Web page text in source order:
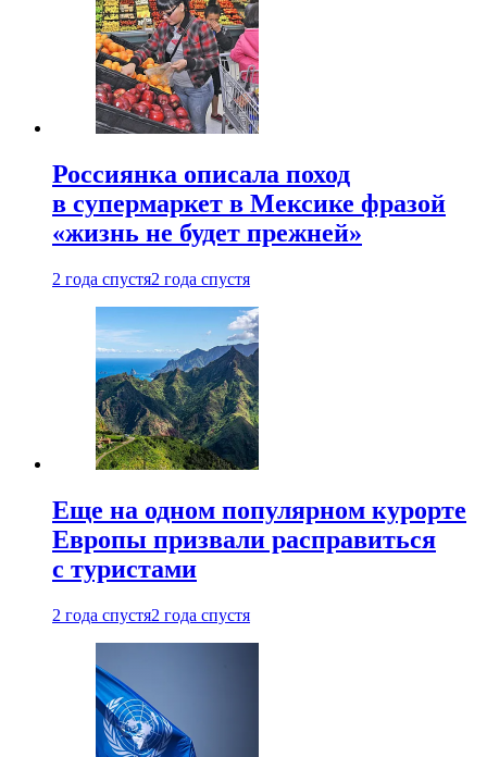
Россиянка описала поход
в супермаркет в Мексике фразой
«жизнь не будет прежней»
2 года спустя2 года спустя
Еще на одном популярном курорте
Европы призвали расправиться
с туристами
2 года спустя2 года спустя